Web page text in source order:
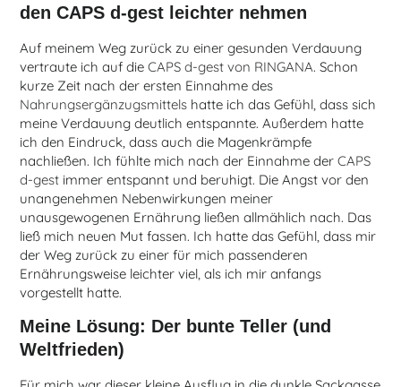
den CAPS d-gest leichter nehmen
Auf meinem Weg zurück zu einer gesunden Verdauung
vertraute ich auf dieCAPS d-gest von RINGANA. Schon
kurze Zeit nach der ersten Einnahme des
Nahrungsergänzugsmittels hatte ich das Gefühl, dass sich
meine Verdauung deutlich entspannte. Außerdem hatte
ich den Eindruck, dass auch die Magenkrämpfe
nachließen. Ich fühlte mich nach der Einnahme derCAPS
d-gest immer entspannt und beruhigt. Die Angst vor den
unangenehmen Nebenwirkungen meiner
unausgewogenen Ernährung ließen allmählich nach. Das
ließ mich neuen Mut fassen. Ich hatte das Gefühl, dass mir
der Weg zurück zu einer für mich passenderen
Ernährungsweise leichter viel, als ich mir anfangs
vorgestellt hatte.
Meine Lösung: Der bunte Teller (und
Weltfrieden)